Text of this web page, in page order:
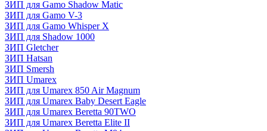
ЗИП для Gamo Shadow Matic
ЗИП для Gamo V-3
ЗИП для Gamo Whisper X
ЗИП для Shadow 1000
ЗИП Gletcher
ЗИП Hatsan
ЗИП Smersh
ЗИП Umarex
ЗИП для Umarex 850 Air Magnum
ЗИП для Umarex Baby Desert Eagle
ЗИП для Umarex Beretta 90TWO
ЗИП для Umarex Beretta Elite II